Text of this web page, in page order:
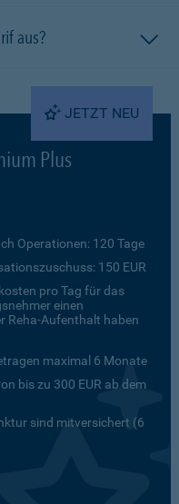
aus?
JETZT NEU
Plus
Operationen: 120 Tage
150 EUR
pro Tag für das
einen
Reha-Aufenthalt haben
maximal 6 Monate
bis zu 300 EUR ab dem
sind mitversichert (6